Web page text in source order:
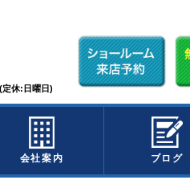
休:日曜日)
会社案内 ブログ